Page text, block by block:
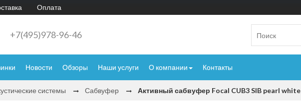
Оплата
+7(495)978-96-46
Новости Обзоры Наши услуги О компании Контакты
системы Сабвуфер Активный сабвуфер Focal CUB3 SIB pearl white